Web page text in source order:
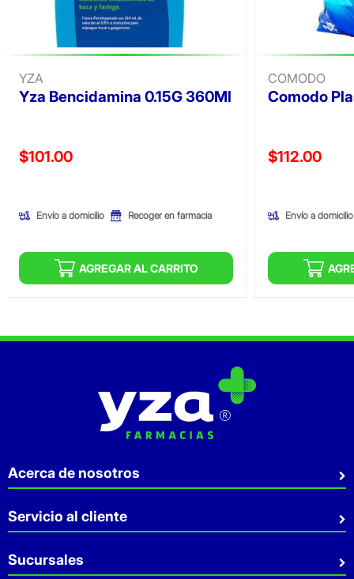
YZA
Yza Bencidamina 0.15G 360Ml
Precio reducido de
$101.00
Envío a domicilio Recoger en farmacia
AGREGAR AL CARRITO
COMODO
Comodo
Precio
$112.00
Envío a domicilio
Acerca de nosotros
Quiénes somos
Sostenibilidad
Aviso de privacidad
Servicio al cliente
Preguntas Frecuentes
Sucursales